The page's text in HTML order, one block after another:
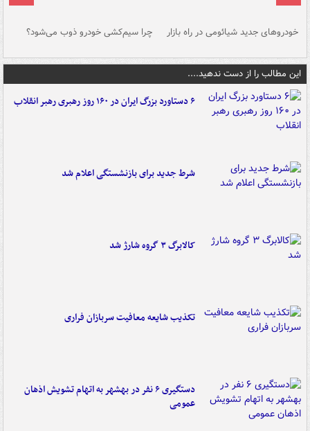
خودروهای جدید شیائومی در راه بازار چرا سیم‌کشی خودرو ذوب می‌شود؟
این مطالب را از دست ندهید....
۶ دستاورد بزرگ ایران در ۱۶۰ روز رهبری رهبر انقلاب
شرط جدید برای بازنشستگی اعلام شد
کالابرگ ۳ گروه شارژ شد
تکذیب شایعه معافیت سربازان فراری
دستگیری ۶ نفر در بهشهر به اتهام تشویش اذهان
عمومی